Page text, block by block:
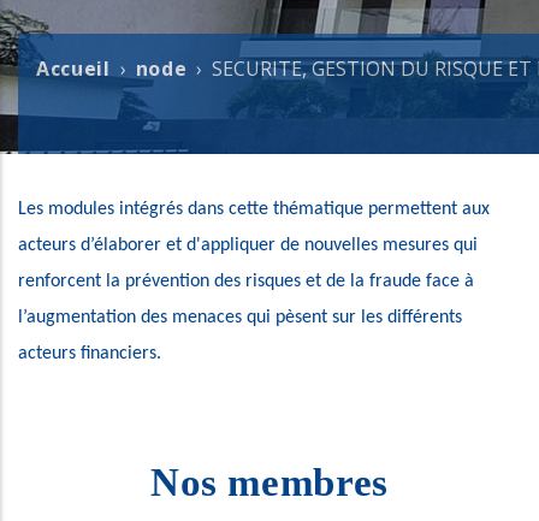
Fil
d'Ariane
Accueil node SECURITE, GESTION DU RISQUE ET
Les modules intégrés dans cette thématique permettent aux
acteurs d’élaborer et d'appliquer de nouvelles mesures qui
renforcent la prévention des risques et de la fraude face à
l’augmentation des menaces qui pèsent sur les différents
acteurs financiers.
Nos membres